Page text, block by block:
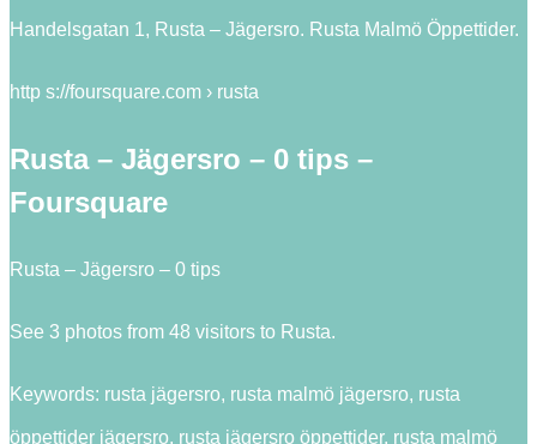
Handelsgatan 1, Rusta – Jägersro. Rusta Malmö Öppettider.
http s://foursquare.com › rusta
Rusta – Jägersro – 0 tips –
Foursquare
Rusta – Jägersro – 0 tips
See 3 photos from 48 visitors to Rusta.
Keywords: rusta jägersro, rusta malmö jägersro, rusta
öppettider jägersro, rusta jägersro öppettider, rusta malmö